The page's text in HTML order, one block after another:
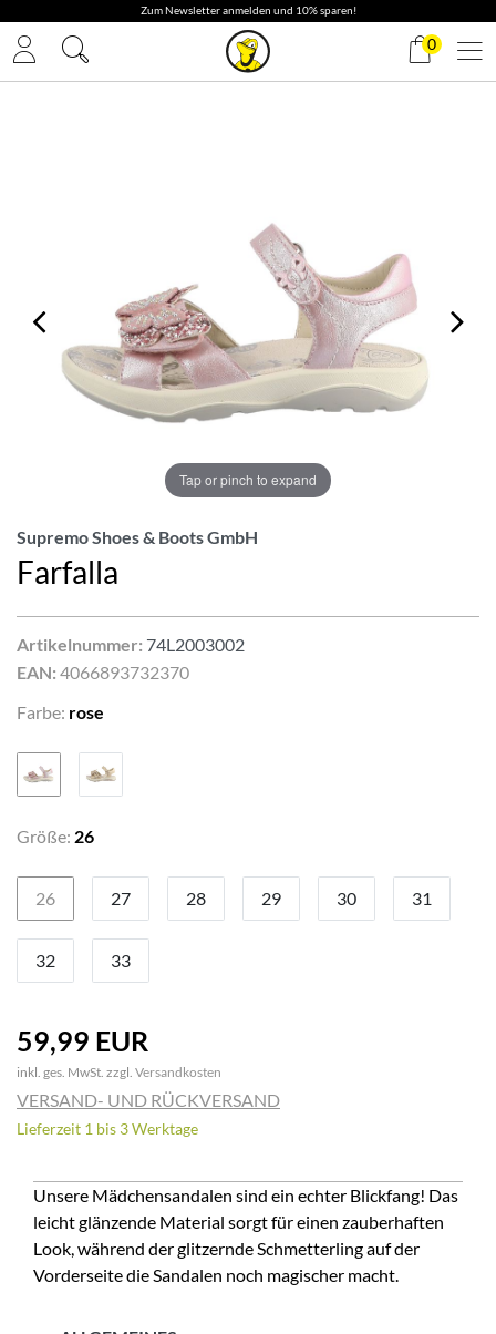
✓ Gratis Versand
0
Tap or pinch to expand
Supremo Shoes & Boots GmbH
Farfalla
Artikelnummer: 74L2003002
EAN: 4066893732370
Farbe: rose
Größe: 26
26 27 28 29 30 31
32 33
59,99 EUR
inkl. ges. MwSt. zzgl. Versandkosten
VERSAND- UND RÜCKVERSAND
Lieferzeit 1 bis 3 Werktage
Unsere Mädchensandalen sind ein echter Blickfang! Das
leicht glänzende Material sorgt für einen zauberhaften
Look, während der glitzernde Schmetterling auf der
Vorderseite die Sandalen noch magischer macht.